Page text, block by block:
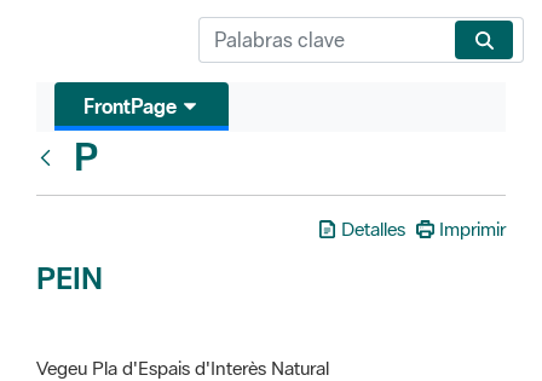
Glosari
P
PEIN
Vegeu Pla d'Espais d'Interès Natural